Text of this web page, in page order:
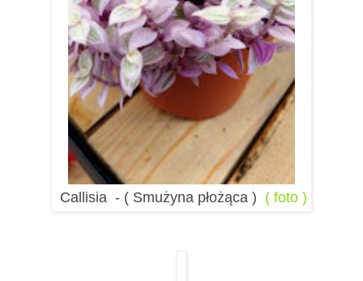
Callisia - ( Smużyna płożąca ) ( foto )